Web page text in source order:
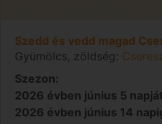
Szedd és vedd magad
Gyümölcs, zöldség:
Szezon:
2026 évben június 5
2026 évben június 14